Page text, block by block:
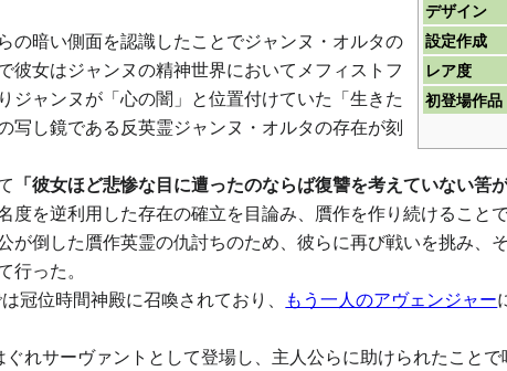
デザイン
設定作成
レア度
初登場作品
の暗い側面を認識したことでジャンヌ・オルタの
彼女はジャンヌの精神世界においてメフィストフ
ジャンヌが「心の闇」と位置付けていた「生きた
写し鏡である反英霊ジャンヌ・オルタの存在が刻
「彼女ほど悲惨な目に遭ったのならば復讐を考えていない筈が
度を逆利用した存在の確立を目論み、贋作を作り続けること
が倒した贋作英霊の仇討ちのため、彼らに再び戦いを挑み、
行った。
冠位時間神殿に召喚されており、 もう一人のアヴェンジャー
ぐれサーヴァントとして登場し、主人公らに助けられたこと